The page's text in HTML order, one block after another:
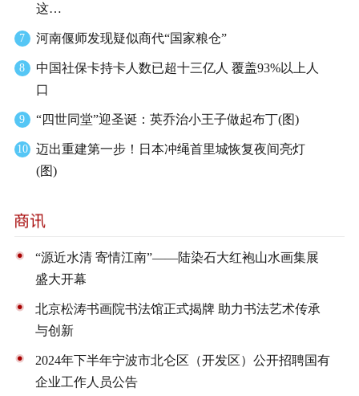
这…
7 河南偃师发现疑似商代“国家粮仓”
8
中国社保卡持卡人数已超十三亿人 覆盖93%以上人
口
9 “四世同堂”迎圣诞：英乔治小王子做起布丁(图)
10
迈出重建第一步！日本冲绳首里城恢复夜间亮灯
(图)
“源近水清 寄情江南”——陆染石大红袍山水画集展
盛大开幕
北京松涛书画院书法馆正式揭牌 助力书法艺术传承
与创新
2024年下半年宁波市北仑区（开发区）公开招聘国有
企业工作人员公告